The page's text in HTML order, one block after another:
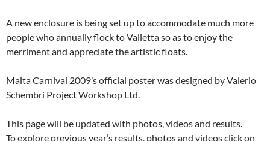
A new enclosure is being set up to accommodate much more
people who annually flock to Valletta so as to enjoy the
merriment and appreciate the artistic floats.
Malta Carnival 2009’s official poster was designed by Valerio
Schembri Project Workshop Ltd.
This page will be updated with photos, videos and results.
To explore previous year’s results, photos and videos click on